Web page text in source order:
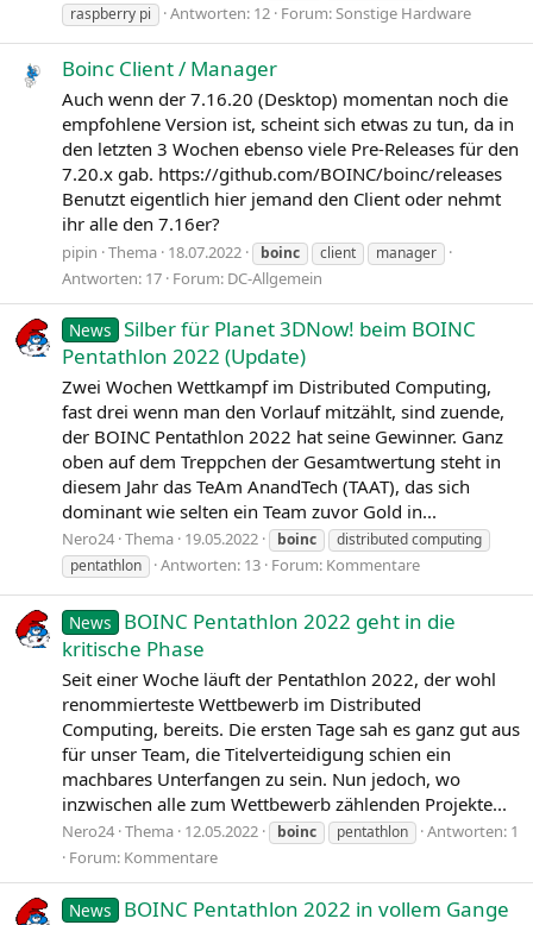
raspberry pi
Antworten: 12 Forum:Sonstige Hardware
Boinc Client / Manager
Auch wenn der 7.16.20 (Desktop) momentan noch die
empfohlene Version ist, scheint sich etwas zu tun, da in
den letzten 3 Wochen ebenso viele Pre-Releases für den
7.20.x gab. https://github.com/BOINC/boinc/releases
Benutzt eigentlich hier jemand den Client oder nehmt
ihr alle den 7.16er?
pipin Thema 18.07.2022 boinc client manager
Antworten: 17 Forum: DC-Allgemein
News Silber für Planet 3DNow! beim BOINC
Pentathlon 2022 (Update)
Zwei Wochen Wettkampf im Distributed Computing,
fast drei wenn man den Vorlauf mitzählt, sind zuende,
der BOINC Pentathlon 2022 hat seine Gewinner. Ganz
oben auf dem Treppchen der Gesamtwertung steht in
diesem Jahr das TeAm AnandTech (TAAT), das sich
dominant wie selten ein Team zuvor Gold in...
Nero24 Thema 19.05.2022 boinc
distributed computing
pentathlon
Antworten: 13 Forum: Kommentare
News
BOINC Pentathlon 2022 geht in die
kritische Phase
Seit einer Woche läuft der Pentathlon 2022, der wohl
renommierteste Wettbewerb im Distributed
Computing, bereits. Die ersten Tage sah es ganz gut aus
für unser Team, die Titelverteidigung schien ein
machbares Unterfangen zu sein. Nun jedoch, wo
inzwischen alle zum Wettbewerb zählenden Projekte...
Nero24 Thema 12.05.2022 boinc pentathlon
Antworten: 1
Forum: Kommentare
News BOINC Pentathlon 2022 in vollem Gange